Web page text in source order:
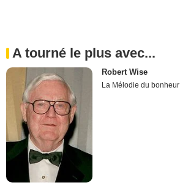
A tourné le plus avec...
Robert Wise
La Mélodie du bonheur